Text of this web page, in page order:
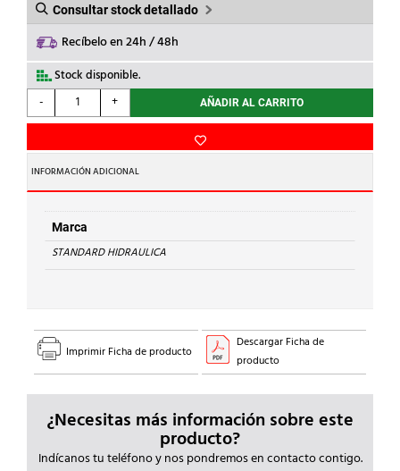
Consultar stock detallado
Recíbelo en 24h / 48h
Stock disponible.
-
STANDARD
HIDRAULICA
CODO
90
H-
H
90
Cu
15
+ AÑADIR AL CARRITO
INFORMACIÓN ADICIONAL
Marca
STANDARD HIDRAULICA
Imprimir Ficha de producto
Descargar Ficha de
producto
¿Necesitas más información sobre este
producto?
Indícanos tu teléfono y nos pondremos en contacto contigo.